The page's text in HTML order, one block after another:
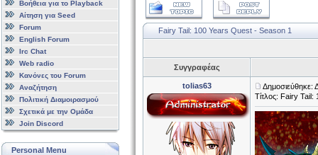
Βοήθεια για το Playback
Αίτηση για Seed
Forum
English Forum
Irc Chat
Web radio
Κανόνες του Forum
Αναζήτηση
Πολιτική Διαμοιρασμού
Σχετικά με την Ομάδα
Join Discord
Personal Menu
Fairy Tail: 100 Years Quest - Season 1
Συγγραφέας
tolias63
Δημοσιεύθηκε:
Τίτλος: Fairy